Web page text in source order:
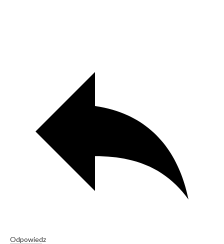
Odpowiedz